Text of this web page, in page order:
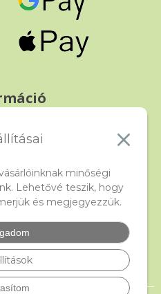
minőségi
Lehetővé teszik, hogy
és megjegyezzük.
és visszáru
kérdések